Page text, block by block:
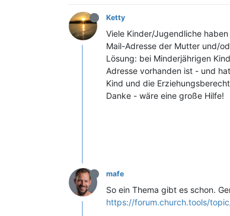
Ketty
Viele Kinder/Jugendliche
Mail-Adresse der Mutter und/
Lösung: bei Minderjährigen
Adresse vorhanden ist - und
Kind und die
Danke - wäre eine große Hilfe!
mafe
So ein Thema gibt es schon.
https://forum.church.tools/